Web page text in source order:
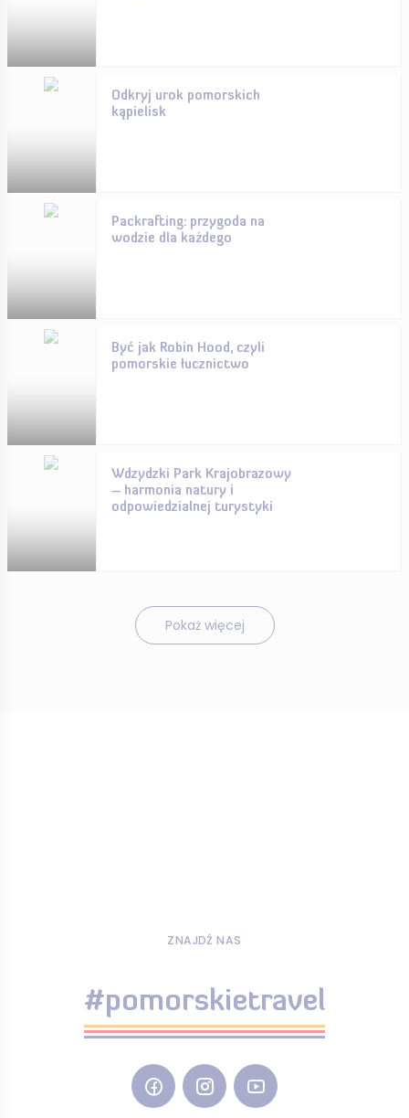
Odkryj urok pomorskich
kąpielisk
Packrafting: przygoda na
wodzie dla każdego
Być jak Robin Hood, czyli
pomorskie łucznictwo
Wdzydzki Park Krajobrazowy
– harmonia natury i
odpowiedzialnej turystyki
Pokaż więcej
ZNAJDŹ NAS
#pomorskietravel